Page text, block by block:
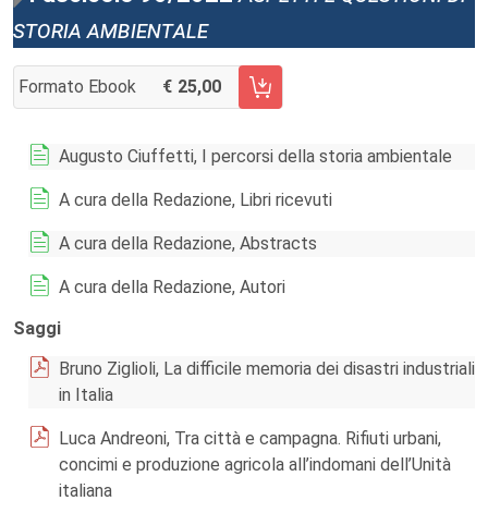
storia ambientale
Formato Ebook 25,00
AGGIUNGI AL CARRELLO FASCICOLO 90/2022
Augusto Ciuffetti, I percorsi della storia ambientale
A cura della Redazione, Libri ricevuti
A cura della Redazione, Abstracts
A cura della Redazione, Autori
Saggi
Bruno Ziglioli, La difficile memoria dei disastri industriali
in Italia
Luca Andreoni, Tra città e campagna. Rifiuti urbani,
concimi e produzione agricola all’indomani dell’Unità
italiana